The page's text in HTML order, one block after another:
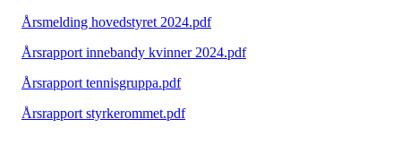
Årsmelding hovedstyret 2024.pdf
Årsrapport innebandy kvinner 2024.pdf
Årsrapport tennisgruppa.pdf
Årsrapport styrkerommet.pdf